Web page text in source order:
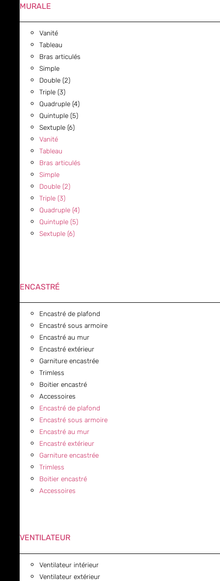
MURALE
Vanité
Tableau
Bras articulés
Simple
Double (2)
Triple (3)
Quadruple (4)
Quintuple (5)
Sextuple (6)
Vanité
Tableau
Bras articulés
Simple
Double (2)
Triple (3)
Quadruple (4)
Quintuple (5)
Sextuple (6)
ENCASTRÉ
Encastré de plafond
Encastré sous armoire
Encastré au mur
Encastré extérieur
Garniture encastrée
Trimless
Boitier encastré
Accessoires
Encastré de plafond
Encastré sous armoire
Encastré au mur
Encastré extérieur
Garniture encastrée
Trimless
Boitier encastré
Accessoires
VENTILATEUR
Ventilateur intérieur
Ventilateur extérieur